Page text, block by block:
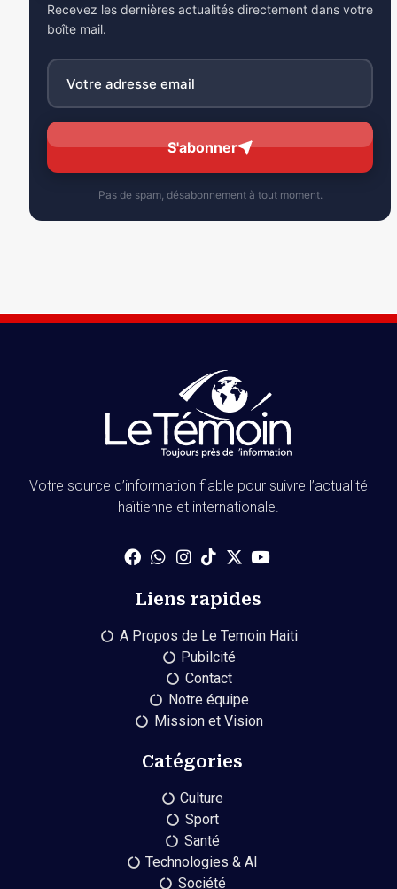
Recevez les dernières actualités directement dans votre
boîte mail.
S'abonner
Pas de spam, désabonnement à tout moment.
Votre source d’information fiable pour suivre l’actualité
haïtienne et internationale.
Liens rapides
A Propos de Le Temoin Haiti
Pubilcité
Contact
Notre équipe
Mission et Vision
Catégories
Culture
Sport
Santé
Technologies & AI
Société